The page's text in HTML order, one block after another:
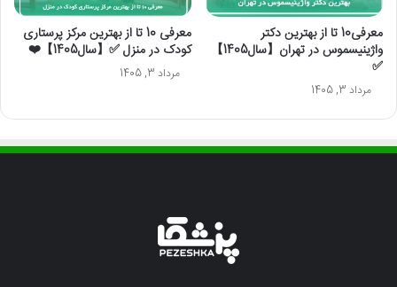
معرفی10 تا از بهترین دکتر
واژینیسموس در تهران【سال1405】
✅
مرداد 3, 1405
معرفی 10 تا از بهترین مرکز پرستاری
کودک در منزل ✅【سال1405】❤️
مرداد 3, 1405